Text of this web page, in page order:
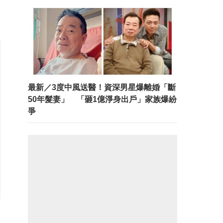
最新／3度中風送醫！資深男星爆離婚「斷
50年髮妻」 「砸1億淨身出戶」家族爆紛
爭